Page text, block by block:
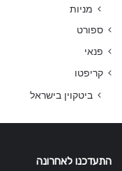
מניות
ספורט
פנאי
קריפטו
ביטקוין בישראל
התעדכנו לאחרונה